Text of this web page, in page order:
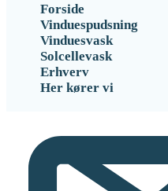
Forside
Vinduespudsning
Vinduesvask
Solcellevask
Erhverv
Her kører vi